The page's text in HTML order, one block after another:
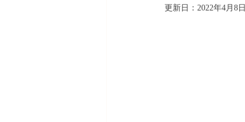
更新日： 2022年4月8日